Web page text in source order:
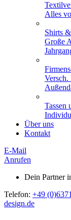
Alles
Shirts
Große
Tassen
Über uns
Kontakt
E-Mail
Anrufen
Dein Partner
Telefon: +49
design.de